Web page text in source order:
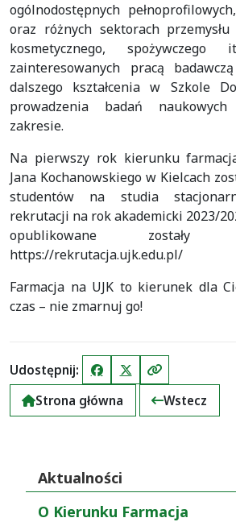
ogólnodostępnych
oraz różnych sektorach przemysłu
kosmetycznego, spożywczego
zainteresowanych pracą
dalszego kształcenia w Szkole
prowadzenia badań
zakresie.
Na pierwszy rok kierunku
Jana Kochanowskiego w Kielcach
studentów na studia
rekrutacji na rok akademicki 2023/
opublikowane
https://rekrutacja.ujk.edu.pl/
Farmacja na UJK to kierunek dla
czas – nie zmarnuj go!
Udostępnij: FacebookX (Twitter)Kopiuj link
Strona główna
Wstecz
Aktualności
O Kierunku Farmacja